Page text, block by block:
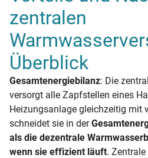
zentralen
Überblick
Gesamtenergiebilanz: Die
versorgt alle Zapfstellen eines
Heizungsanlage gleichzeitig mit
schneidet sie in der
als die dezentrale
wenn sie effizient läuft.